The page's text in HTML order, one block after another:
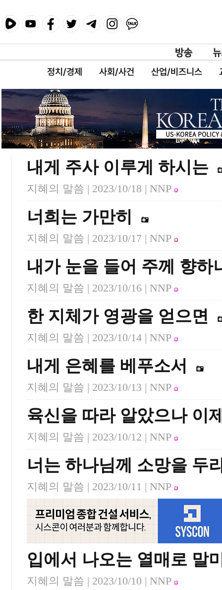
정치/경제 사회/사건 산업/비즈니스
내게 주사 이루게 하시는
지혜의 말씀 | 2023/10/18 | NNP
너희는 가만히
지혜의 말씀 | 2023/10/17 | NNP
내가 눈을 들어 주께 향하
지혜의 말씀 | 2023/10/16 | NNP
한 지체가 영광을 얻으면
지혜의 말씀 | 2023/10/14 | NNP
내게 은혜를 베푸소서
지혜의 말씀 | 2023/10/13 | NNP
육신을 따라 알았으나 이
지혜의 말씀 | 2023/10/12 | NNP
너는 하나님께 소망을 두
지혜의 말씀 | 2023/10/11 | NNP
입에서 나오는 열매로 말
지혜의 말씀 | 2023/10/10 | NNP